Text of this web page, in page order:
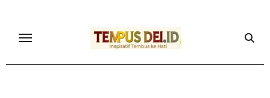
content